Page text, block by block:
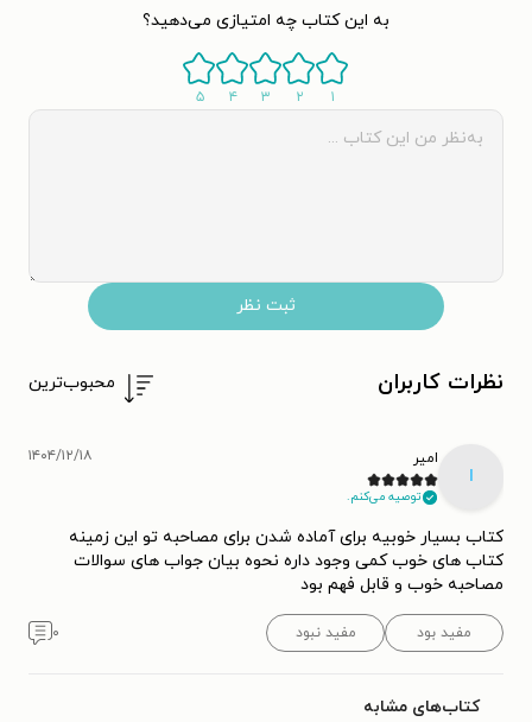
به این کتاب چه امتیازی می‌دهید؟
۱ ۲ ۳ ۴ ۵
ثبت نظر
نظرات کاربران محبوب‌ترین
ا
اﻣﻴﺮ
توصیه می‌کنم.
۱۴۰۴/۱۲/۱۸
کتاب بسیار خوبیه برای آماده شدن برای مصاحبه تو این زمینه
کتاب های خوب کمی وجود داره نحوه بیان جواب های سوالات
مصاحبه خوب و قابل فهم بود
مفید بود مفید نبود ۰
کتاب‌های مشابه